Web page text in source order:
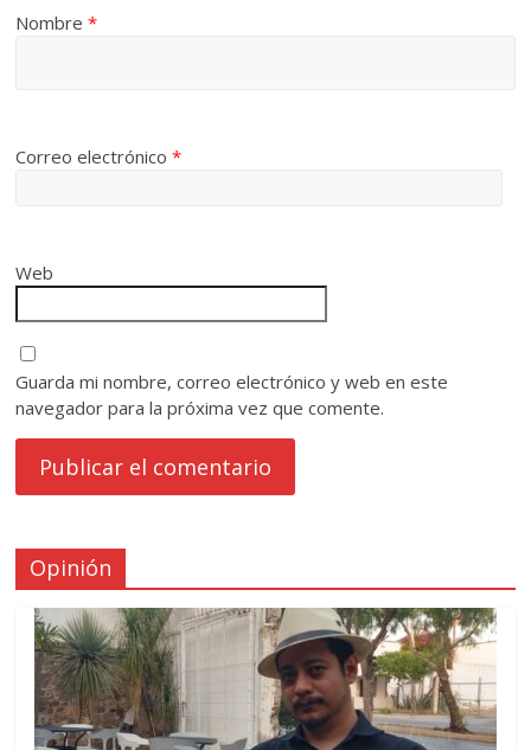
Nombre*
Correo electrónico*
Web
Guarda mi nombre, correo electrónico y web en este
navegador para la próxima vez que comente.
Opinión